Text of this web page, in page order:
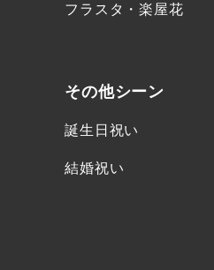
フラスタ・楽屋花
その他シーン
誕生日祝い
結婚祝い